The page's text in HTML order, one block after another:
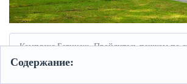
Содержание:
Комплекс Бегинаж. Пройдитесь пешком по
прочувствовать атмосферу молитвенного
shutterstock